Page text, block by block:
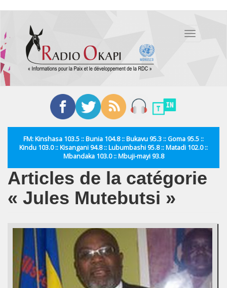
contenu
principal
Toggle
FM: Kinshasa 103.5 :: Bunia 104.8 :: Bukavu 95.3 :: Goma 95.5 ::
Kindu 103.0 :: Kisangani 94.8 :: Lubumbashi 95.8 :: Matadi 102.0 ::
Mbandaka 103.0 :: Mbuji-mayi 93.8
Articles de la catégorie
« Jules Mutebutsi »